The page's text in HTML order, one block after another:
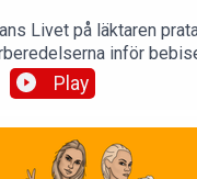
Livet på läktaren
inför
ett lasertrauma och så
Play